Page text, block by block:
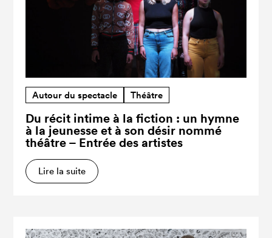
Autour du spectacle Théâtre
Du récit intime à la fiction : un hymne
à la jeunesse et à son désir nommé
théâtre – Entrée des artistes
Lire la suite